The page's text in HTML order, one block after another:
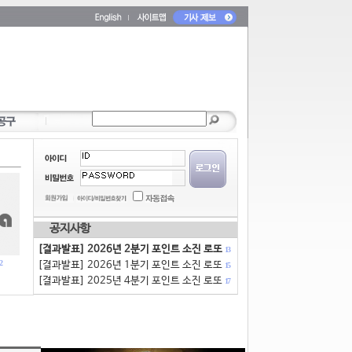
2
공지사항
[결과발표] 2026년 2분기 포인트 소진 로또 13
[결과발표] 2026년 1분기 포인트 소진 로또 15
[결과발표] 2025년 4분기 포인트 소진 로또 17